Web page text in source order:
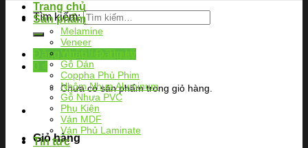
Tìm kiếm:
Đăng nhập / Đăng ký
Chưa có sản phẩm trong giỏ hàng.
Giỏ hàng
Trang chủ
Sản phẩm
Melamine
Veneer
Gỗ Dán
Coppha Phủ Phim
Nhôm Nhựa Aluminum
Gỗ Nhựa PVC
Phụ Kiện
Ván MDF
Ván Phủ Laminate
Tin tức